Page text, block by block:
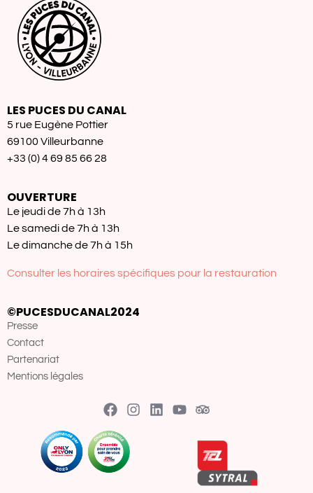
LES PUCES DU CANAL
5 rue Eugène Pottier
69100 Villeurbanne
+33 (0) 4 69 85 66 28
OUVERTURE
Le jeudi de 7h à 13h
Le samedi de 7h à 13h
Le dimanche de 7h à 15h
Consulter les horaires spécifiques pour la restauration
©PUCESDUCANAL2024
Presse
Contact
Partenariat
Mentions légales